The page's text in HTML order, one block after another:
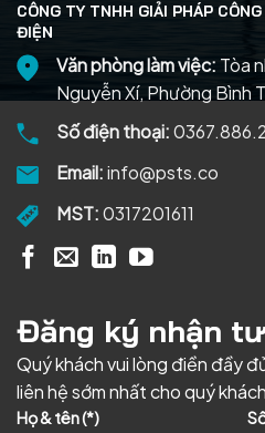
CÔNG TY TNHH GIẢI PHÁP
ĐIỆN
Văn phòng làm việc: Tòa
Nguyễn Xí, Phường Bình
Số điện thoại:
Email:info@psts.co
MST:0317201611
Đăng ký nhận
Quý khách vui lòng điền đầy
liên hệ sớm nhất cho quý khách
Họ & tên (*)